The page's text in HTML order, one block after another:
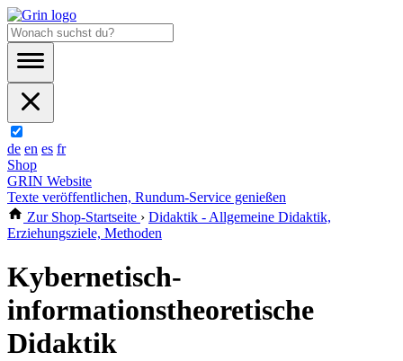
de en es fr
Shop
GRIN Website
Texte veröffentlichen, Rundum-Service genießen
Zur Shop-Startseite › Didaktik - Allgemeine Didaktik,
Erziehungsziele, Methoden
Kybernetisch-
informationstheoretische
Didaktik